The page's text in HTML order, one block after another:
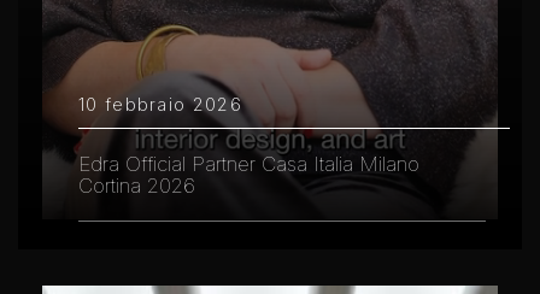
10 febbraio 2026
Edra Official Partner Casa Italia Milano
Cortina 2026